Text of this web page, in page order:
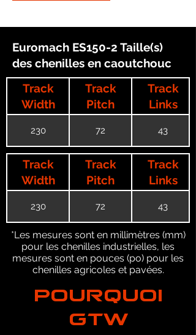
Euromach ES150-2 Taille(s)
des chenilles en caoutchouc
Track
Width
Track
Pitch
Track
Links
230 72 43
Track
Width
Track
Pitch
Track
Links
230 72 43
*Les mesures sont en millimètres (mm)
pour les chenilles industrielles, les
mesures sont en pouces (po) pour les
chenilles agricoles et pavées.
POURQUOI
GTW